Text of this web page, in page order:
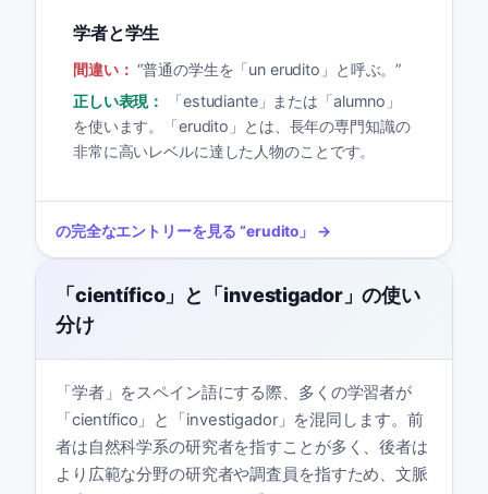
学者と学生
間違い： “普通の学生を「un erudito」と呼ぶ。”
正しい表現：
「estudiante」または「alumno」
を使います。「erudito」とは、長年の専門知識の
非常に高いレベルに達した人物のことです。
の完全なエントリーを見る “erudito 」 →
「científico」と「investigador」の使い
分け
「学者」をスペイン語にする際、多くの学習者が
「científico」と「investigador」を混同します。前
者は自然科学系の研究者を指すことが多く、後者は
より広範な分野の研究者や調査員を指すため、文脈